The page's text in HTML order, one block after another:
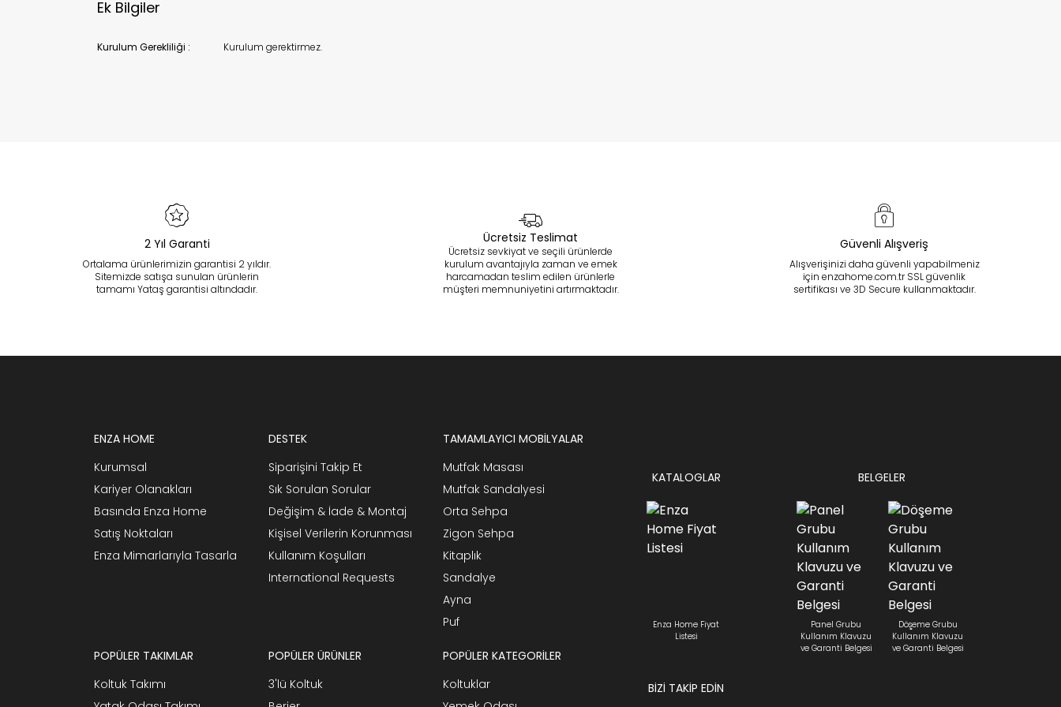
Ek Bilgiler
Kurulum Gerekliliği : Kurulum gerektirmez.
2 Yıl Garanti
Ortalama ürünlerimizin garantisi 2 yıldır.
Sitemizde satışa sunulan ürünlerin
tamamı Yataş garantisi altındadır.
Ücretsiz Teslimat
Ücretsiz sevkiyat ve seçili ürünlerde
kurulum avantajıyla zaman ve emek
harcamadan teslim edilen ürünlerle
müşteri memnuniyetini artırmaktadır.
Güvenli Alışveriş
Alışverişinizi daha güvenli yapabilmeniz
için enzahome.com.tr SSL güvenlik
sertifikası ve 3D Secure kullanmaktadır.
ENZA HOME
Kurumsal
Kariyer Olanakları
Basında Enza Home
Satış Noktaları
Enza Mimarlarıyla Tasarla
DESTEK
Siparişini Takip Et
Sık Sorulan Sorular
Değişim & İade & Montaj
Kişisel Verilerin Korunması
Kullanım Koşulları
International Requests
TAMAMLAYICI MOBİLYALAR
Mutfak Masası
Mutfak Sandalyesi
Orta Sehpa
Zigon Sehpa
Kitaplık
Sandalye
Ayna
Puf
POPÜLER TAKIMLAR
Koltuk Takımı
POPÜLER ÜRÜNLER
3'lü Koltuk
POPÜLER KATEGORİLER
Koltuklar
KATALOGLAR
Enza Home Fiyat
Listesi
BİZİ TAKİP EDİN
BELGELER
Panel Grubu
Kullanım Klavuzu
ve Garanti Belgesi
Döşeme Grubu
Kullanım Klavuzu
ve Garanti Belgesi